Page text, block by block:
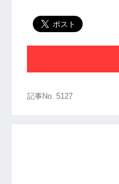
記事No. 5127